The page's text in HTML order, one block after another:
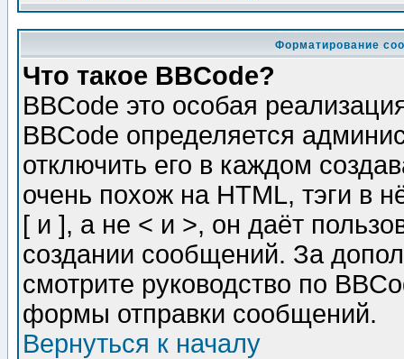
Форматирование
Что такое BBCode?
BBCode это особая
BBCode определяется
отключить его в каждом
очень похож на HTML, тэги в
[ и ], а не < и >, он даёт
создании сообщений. За
смотрите руководство по
формы отправки сообщений.
Вернуться к началу